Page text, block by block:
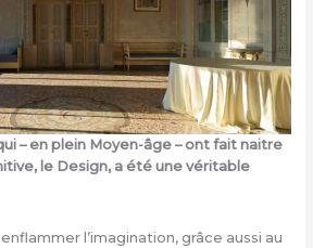
– en plein Moyen-âge – ont fait naitre
le Design, a été une véritable
l’imagination, grâce aussi au